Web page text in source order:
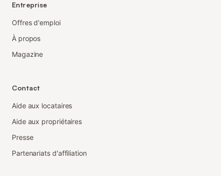
Entreprise
Offres d'emploi
À propos
Magazine
Contact
Aide aux locataires
Aide aux propriétaires
Presse
Partenariats d'affiliation